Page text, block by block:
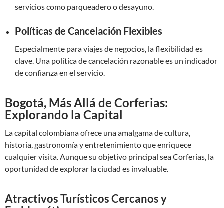
servicios como parqueadero o desayuno.
Políticas de Cancelación Flexibles
Especialmente para viajes de negocios, la flexibilidad es
clave. Una política de cancelación razonable es un indicador
de confianza en el servicio.
Bogotá, Más Allá de Corferias:
Explorando la Capital
La capital colombiana ofrece una amalgama de cultura,
historia, gastronomía y entretenimiento que enriquece
cualquier visita. Aunque su objetivo principal sea Corferias, la
oportunidad de explorar la ciudad es invaluable.
Atractivos Turísticos Cercanos y